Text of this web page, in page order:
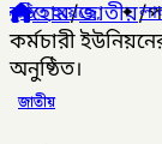
হোম/জাতীয়/
কর্মচারী
অনুষ্ঠিত।
জাতীয়